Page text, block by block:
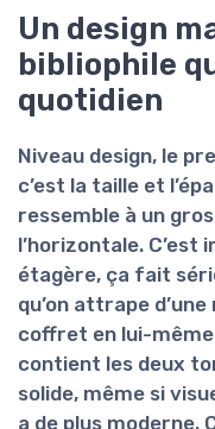
Un design
bibliophile
quotidien
Niveau design, le
c’est la taille et
ressemble à un
l’horizontale. C’est
étagère, ça fait
qu’on attrape
coffret en lui-
contient les deux
solide, même si
a de plus moderne.